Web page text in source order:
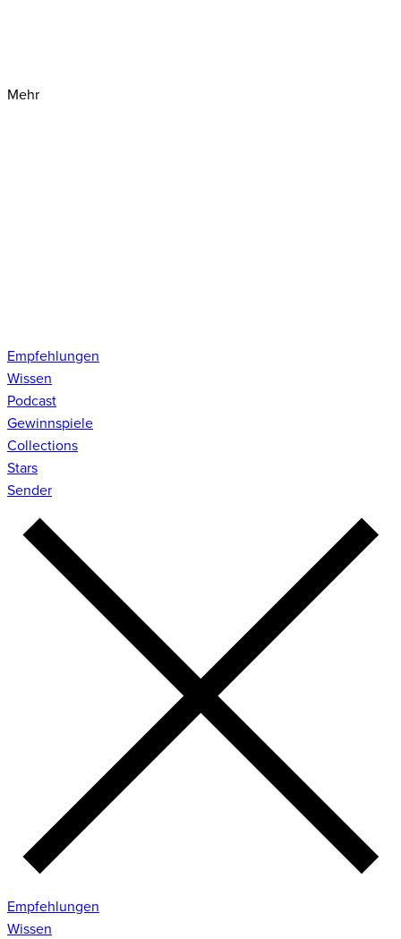
Mehr
Empfehlungen
Wissen
Podcast
Gewinnspiele
Collections
Stars
Sender
Empfehlungen
Wissen